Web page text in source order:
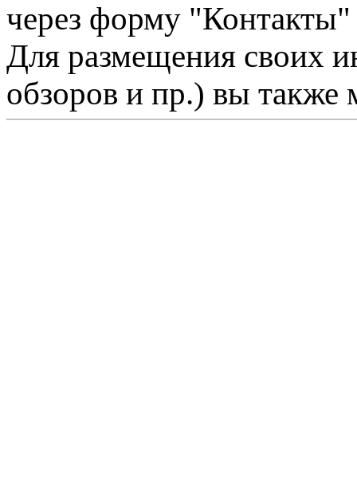
через форму "Контакты"
Для размещения своих
обзоров и пр.) вы также